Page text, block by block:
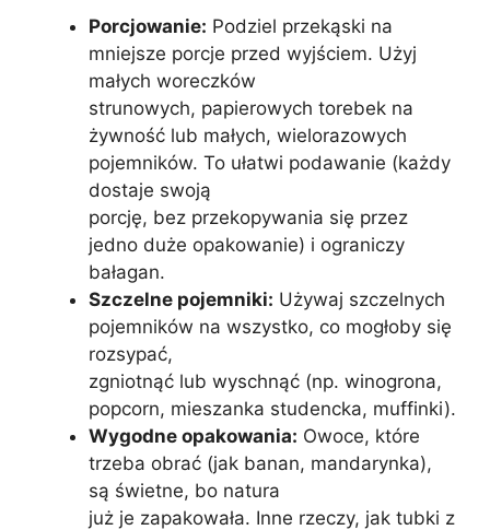
Porcjowanie: Podziel przekąski na
mniejsze porcje przed wyjściem. Użyj
małych woreczków
strunowych, papierowych torebek na
żywność lub małych, wielorazowych
pojemników. To ułatwi podawanie (każdy
dostaje swoją
porcję, bez przekopywania się przez
jedno duże opakowanie) i ograniczy
bałagan.
Szczelne pojemniki: Używaj szczelnych
pojemników na wszystko, co mogłoby się
rozsypać,
zgniotnąć lub wyschnąć (np. winogrona,
popcorn, mieszanka studencka, muffinki).
Wygodne opakowania: Owoce, które
trzeba obrać (jak banan, mandarynka),
są świetne, bo natura
już je zapakowała. Inne rzeczy, jak tubki z